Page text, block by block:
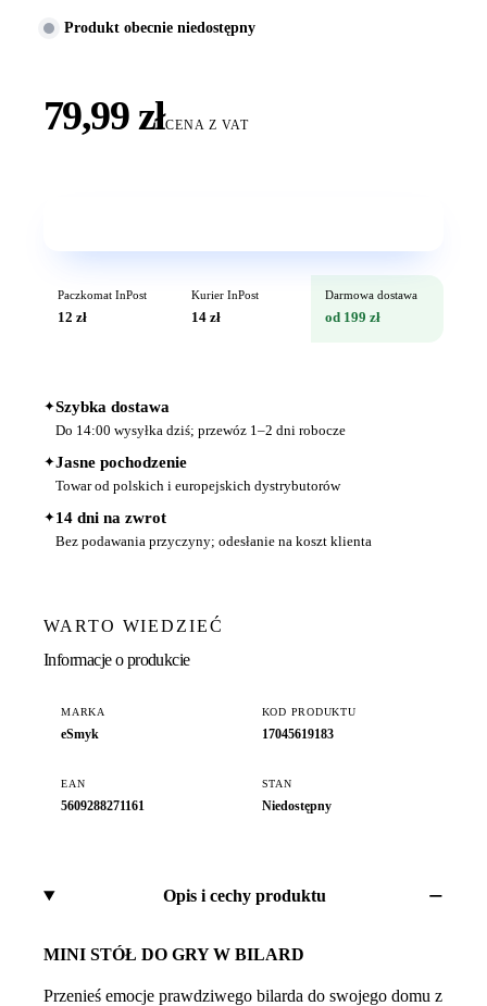
Produkt obecnie niedostępny
79,99 złCENA Z VAT
Paczkomat InPost
12 zł
Kurier InPost
14 zł
Darmowa dostawa
od 199 zł
✦Szybka dostawa
Do 14:00 wysyłka dziś; przewóz 1–2 dni robocze
✦Jasne pochodzenie
Towar od polskich i europejskich dystrybutorów
✦14 dni na zwrot
Bez podawania przyczyny; odesłanie na koszt klienta
WARTO WIEDZIEĆ
Informacje o produkcie
MARKA
eSmyk
KOD PRODUKTU
17045619183
EAN
5609288271161
STAN
Niedostępny
Opis i cechy produktu
MINI STÓŁ DO GRY W BILARD
Przenieś emocje prawdziwego bilarda do swojego domu z